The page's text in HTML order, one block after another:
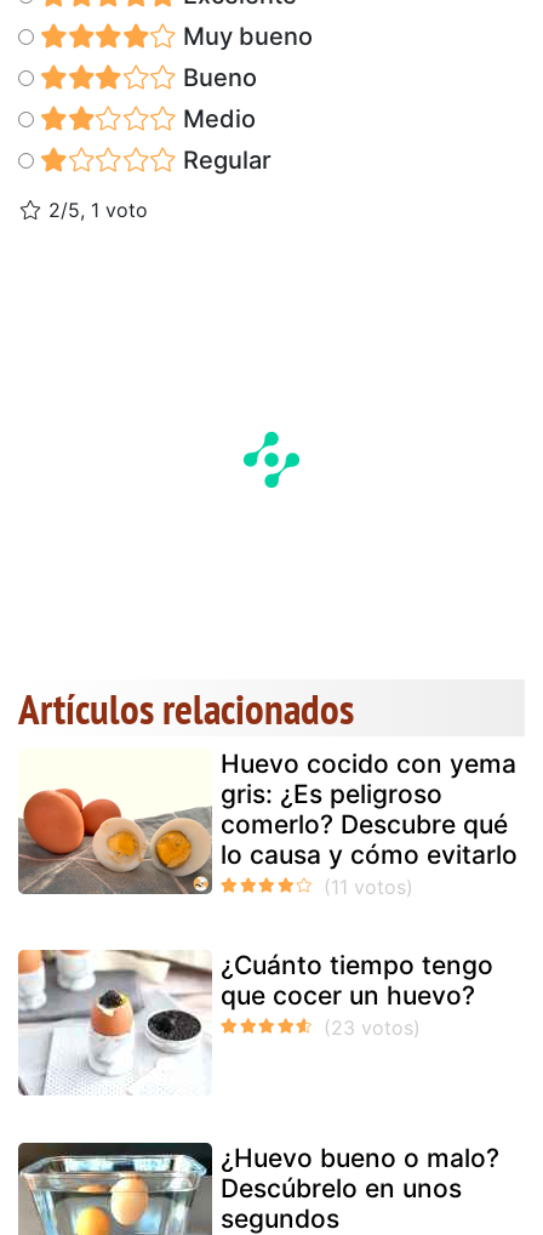
Muy bueno
Bueno
Medio
Regular
2/5, 1 voto
Artículos relacionados
Huevo cocido con yema
gris: ¿Es peligroso
comerlo? Descubre qué
lo causa y cómo evitarlo
¿Cuánto tiempo tengo
que cocer un huevo?
¿Huevo bueno o malo?
Descúbrelo en unos
segundos